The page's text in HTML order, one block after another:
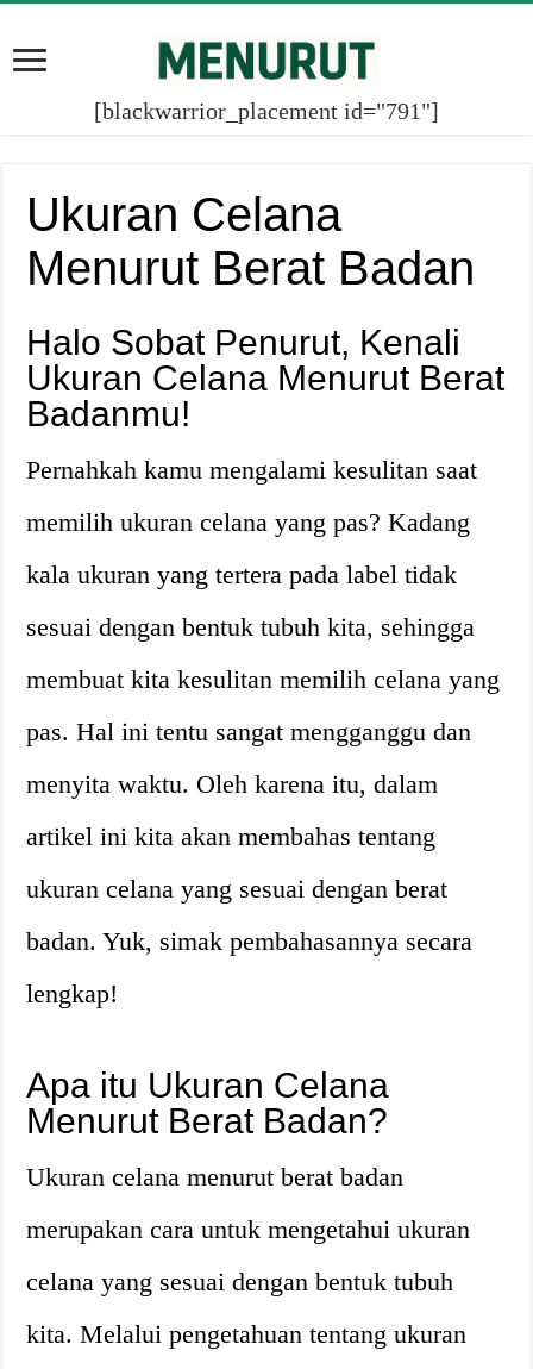
[blackwarrior_placement id="791"]
Ukuran Celana
Menurut Berat Badan
Halo Sobat Penurut, Kenali
Ukuran Celana Menurut Berat
Badanmu!
Pernahkah kamu mengalami kesulitan saat
memilih ukuran celana yang pas? Kadang
kala ukuran yang tertera pada label tidak
sesuai dengan bentuk tubuh kita, sehingga
membuat kita kesulitan memilih celana yang
pas. Hal ini tentu sangat mengganggu dan
menyita waktu. Oleh karena itu, dalam
artikel ini kita akan membahas tentang
ukuran celana yang sesuai dengan berat
badan. Yuk, simak pembahasannya secara
lengkap!
Apa itu Ukuran Celana
Menurut Berat Badan?
Ukuran celana menurut berat badan
merupakan cara untuk mengetahui ukuran
celana yang sesuai dengan bentuk tubuh
kita. Melalui pengetahuan tentang ukuran